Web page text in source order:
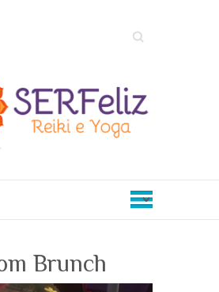
Search
Brunch